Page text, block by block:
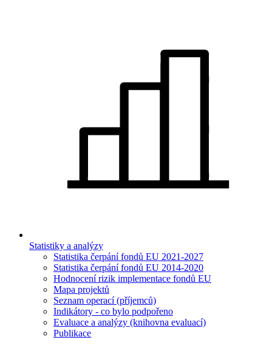
Statistiky a analýzy
Statistika čerpání fondů EU 2021-2027
Statistika čerpání fondů EU 2014-2020
Hodnocení rizik implementace fondů EU
Mapa projektů
Seznam operací (příjemců)
Indikátory - co bylo podpořeno
Evaluace a analýzy (knihovna evaluací)
Publikace